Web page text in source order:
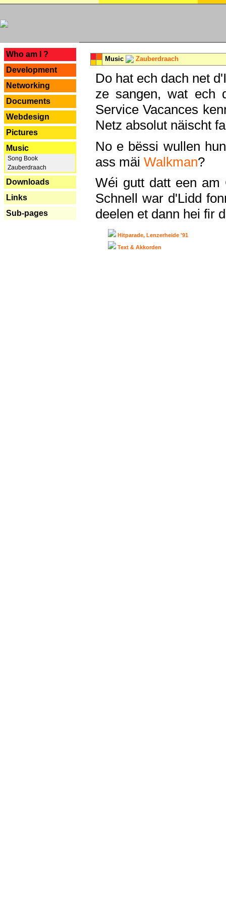
Who am I ?
Development
Networking
Documents
Webdesign
Pictures
Music
Song Book
Zauberdraach
Downloads
Links
Sub-pages
Music Zauberdraach
Do hat ech dach net
ze sangen, wat ech
Service Vacances
Netz absolut näischt
No e bëssi wullen
ass mäi Walkman?
Wéi gutt datt een am
Schnell war d'Lidd
deelen et dann hei fir
Hitparade, Lenzerheide '91
Text & Akkorden